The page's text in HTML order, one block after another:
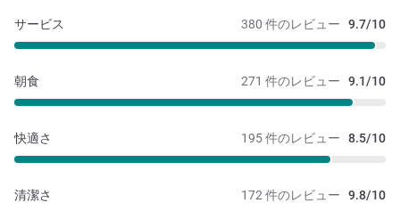
380 件のレビュー 9.7/10
サービス
271 件のレビュー 9.1/10
朝食
195 件のレビュー 8.5/10
快適さ
172 件のレビュー 9.8/10
清潔さ